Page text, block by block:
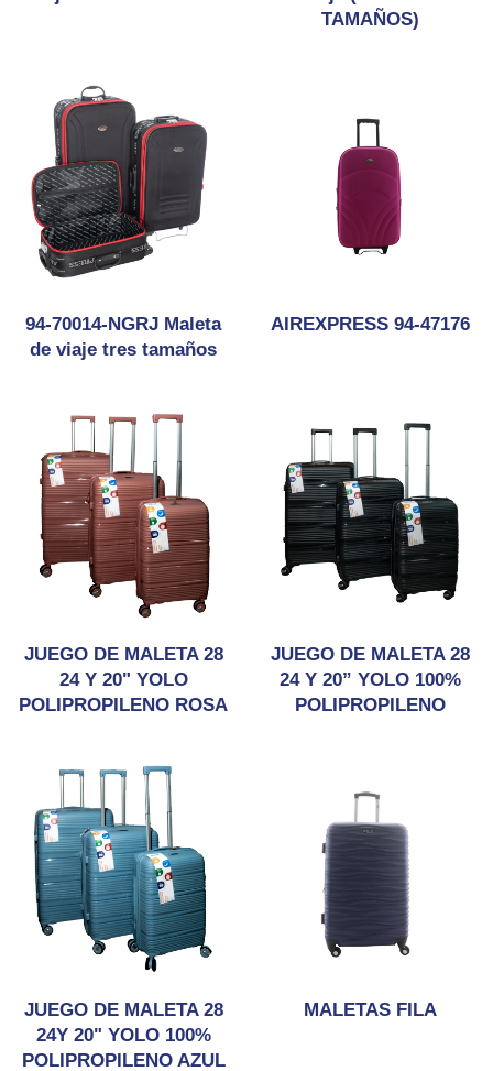
TAMAÑOS)
94-70014-NGRJ Maleta
de viaje tres tamaños
AIREXPRESS 94-47176
JUEGO DE MALETA 28
24 Y 20" YOLO
POLIPROPILENO ROSA
JUEGO DE MALETA 28
24 Y 20” YOLO 100%
POLIPROPILENO
JUEGO DE MALETA 28
24Y 20" YOLO 100%
POLIPROPILENO AZUL
MALETAS FILA